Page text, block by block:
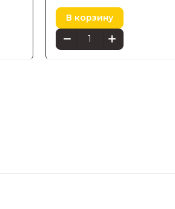
В корзину